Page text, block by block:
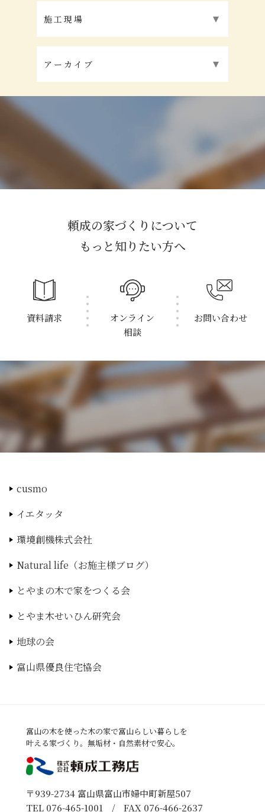
施工現場
アーカイブ
頼成の家づくりについて
もっと知りたい方へ
資料請求
オンライン
相談
お問い合わせ
cusmo
イエタッタ
環境創機株式会社
Natural life（お施主様ブログ）
とやまの木で家をつくる会
とやま木せいひん研究会
地球の会
富山県優良住宅協会
富山の木を使った木の家で富山らしい暮らしを
叶える家づくり。無垢材・自然素材で安心。
〒939-2734 富山県富山市婦中町新屋507
TEL 076-465-1001 / FAX 076-466-2637